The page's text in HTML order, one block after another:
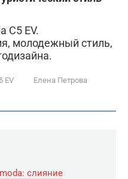
C5 EV.
молодежный стиль,
EV Елена Петрова
слияние